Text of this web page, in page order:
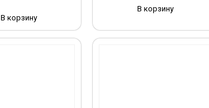
В корзину
В корзину